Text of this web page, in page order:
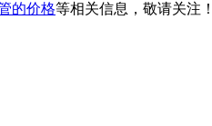
的价格等相关信息，敬请关注！